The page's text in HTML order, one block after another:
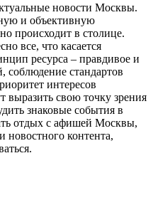
новости Москвы.
и объективную
происходит в столице.
все, что касается
ресурса – правдивое и
соблюдение стандартов
интересов
выразить свою точку зрения
знаковые события в
отдых с афишей Москвы,
новостного контента,